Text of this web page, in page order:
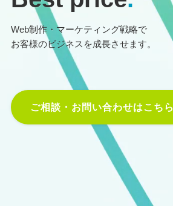
Web制作・マーケティング戦略で
お客様のビジネスを成長させます。
ご相談・お問い合わせはこちら